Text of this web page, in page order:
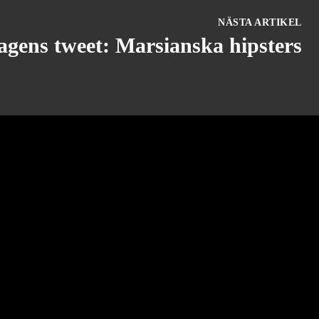
NÄSTA ARTIKEL
tweet: Marsianska hipsters